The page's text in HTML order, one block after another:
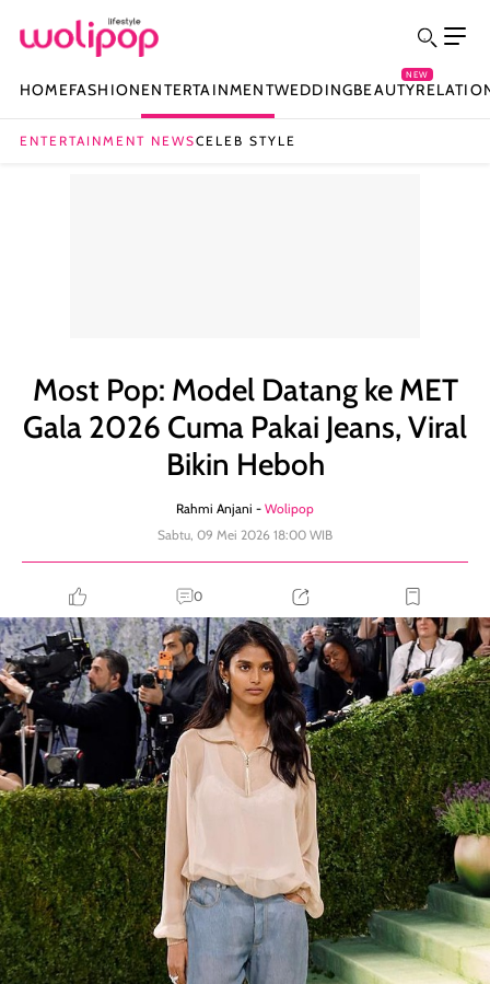
HOMEFASHIONENTERTAINMENTWEDDINGBEAUTY
NEW
ENTERTAINMENT NEWSCELEB STYLE
Most Pop: Model Datang ke MET
Gala 2026 Cuma Pakai Jeans, Viral
Bikin Heboh
Rahmi Anjani - Wolipop
Sabtu, 09 Mei 2026 18:00 WIB
0